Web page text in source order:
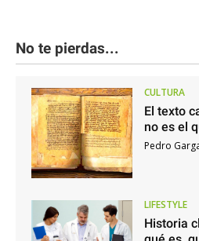
No te pierdas...
CULTURA
El texto
no es el
Pedro
LIFESTYLE
Historia